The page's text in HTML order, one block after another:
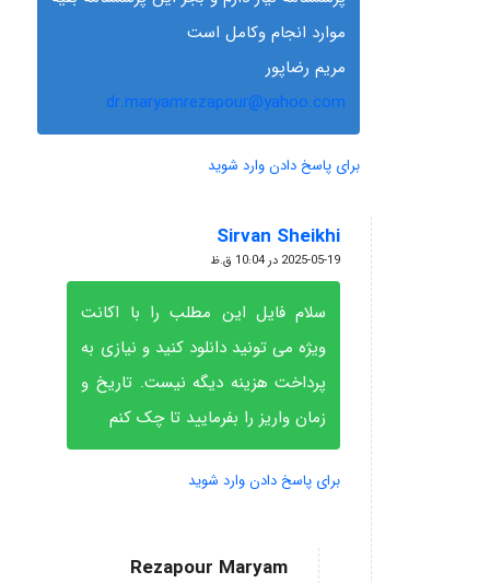
موارد انجام وکامل است
مریم رضاپور
dr.maryamrezapour@yahoo.com
برای پاسخ دادن وارد شوید
Sirvan Sheikhi
گفته:
2025-05-19 در 10:04 ق.ظ
سلام فایل این مطلب را با اکانت
ویژه می تونید دانلود کنید و نیازی به
پرداخت هزینه دیگه نیست. تاریخ و
زمان واریز را بفرمایید تا چک کنم
برای پاسخ دادن وارد شوید
Rezapour Maryam